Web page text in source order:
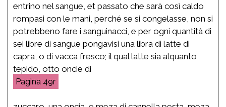
entrino nel sangue, et passato che sarà così caldo
rompasi con le mani, perché se si congelasse, non si
potrebbeno fare i sanguinacci, e per ogni quantità di
sei libre di sangue pongavisi una libra di latte di
capra, o di vacca fresco; il qual latte sia alquanto
tepido, otto oncie di
49r